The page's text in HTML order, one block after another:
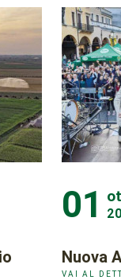
01
Nuova
VAI AL